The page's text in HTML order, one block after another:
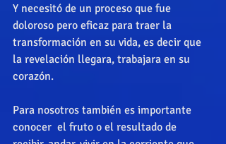
Y necesitó de un proceso que fue
doloroso pero eficaz para traer la
transformación en su vida, es decir que
la revelación llegara, trabajara en su
corazón.
Para nosotros también es importante
conocer  el fruto o el resultado de